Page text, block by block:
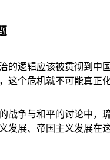
的逻辑应该被贯彻到中
这个危机就不可能真正化
战争与和平的讨论中，
发展、帝国主义发展在